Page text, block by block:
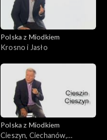
Polska z Miodkiem
Krosno i Jasło
Polska z Miodkiem
Cieszyn, Ciechanów,